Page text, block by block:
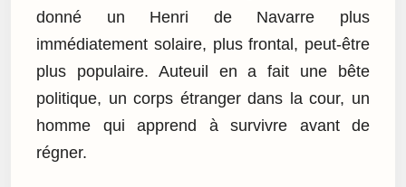
donné un Henri de Navarre plus
immédiatement solaire, plus frontal, peut-être
plus populaire. Auteuil en a fait une bête
politique, un corps étranger dans la cour, un
homme qui apprend à survivre avant de
régner.